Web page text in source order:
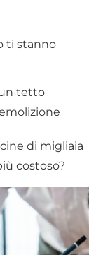
ti stanno
tetto
di migliaia
costoso?